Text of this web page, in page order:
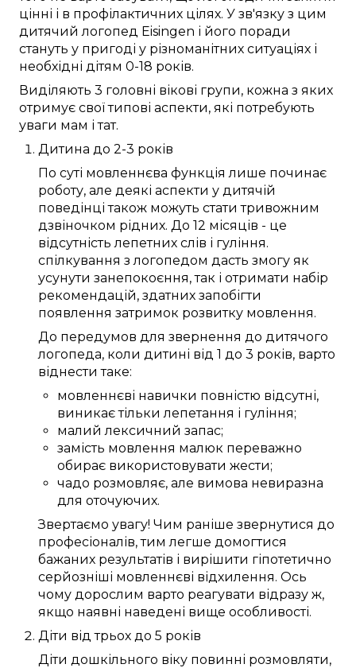
цінні і в профілактичних цілях. У зв'язку з цим
дитячий логопед Eisingen і його поради
стануть у пригоді у різноманітних ситуаціях і
необхідні дітям 0-18 років.
Виділяють 3 головні вікові групи, кожна з яких
отримує своїтипові аспекти, які потребують
уваги мам і тат.
Дитина до 2-3 років
По суті мовленнєва функція лише починає
роботу, але деякі аспекти у дитячій
поведінці також можуть стати тривожним
дзвіночком рідних. До 12 місяців - це
відсутність лепетних слів і гуління.
спілкування з логопедом дасть змогу як
усунути занепокоєння, так і отримати набір
рекомендацій, здатних запобігти
появлення затримок розвитку мовлення.
До передумов для звернення до дитячого
логопеда, коли дитині від 1 до 3 років, варто
віднести таке:
мовленнєві навички повністю відсутні,
виникає тільки лепетання і гуління;
малий лексичний запас;
замість мовлення малюк переважно
обирає використовувати жести;
чадо розмовляє, але вимова невиразна
для оточуючих.
Звертаємо увагу! Чим раніше звернутися до
професіоналів, тим легше домогтися
бажаних результатів і вирішити гіпотетично
серйозніші мовленнєві відхилення. Ось
чому дорослим варто реагувати відразу ж,
якщо наявні наведені вище особливості.
Діти від трьох до 5 років
Діти дошкільного віку повинні розмовляти,